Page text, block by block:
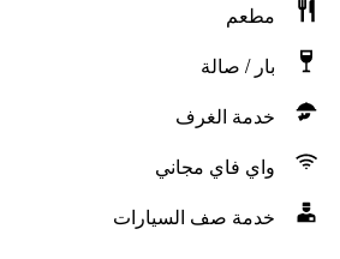
مطعم
بار / صالة
خدمة الغرف
واي فاي مجاني
خدمة صف السيارات